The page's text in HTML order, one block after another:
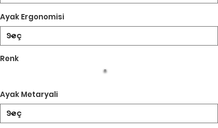
Ayak Ergonomisi
Renk
Ayak Metaryali